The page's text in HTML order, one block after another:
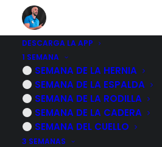
DESCARGA LA APP
1 SEMANA
SEMANA DE LA HERNIA
SEMANA DE LA ESPALDA
SEMANA DE LA RODILLA
SEMANA DE LA CADERA
SEMANA DEL CUELLO
3 SEMANAS
HERNIA
que NADIE
de tu